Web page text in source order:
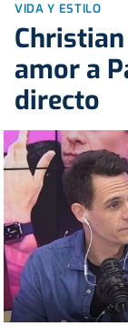
VIDA Y ESTILO
amor a
directo